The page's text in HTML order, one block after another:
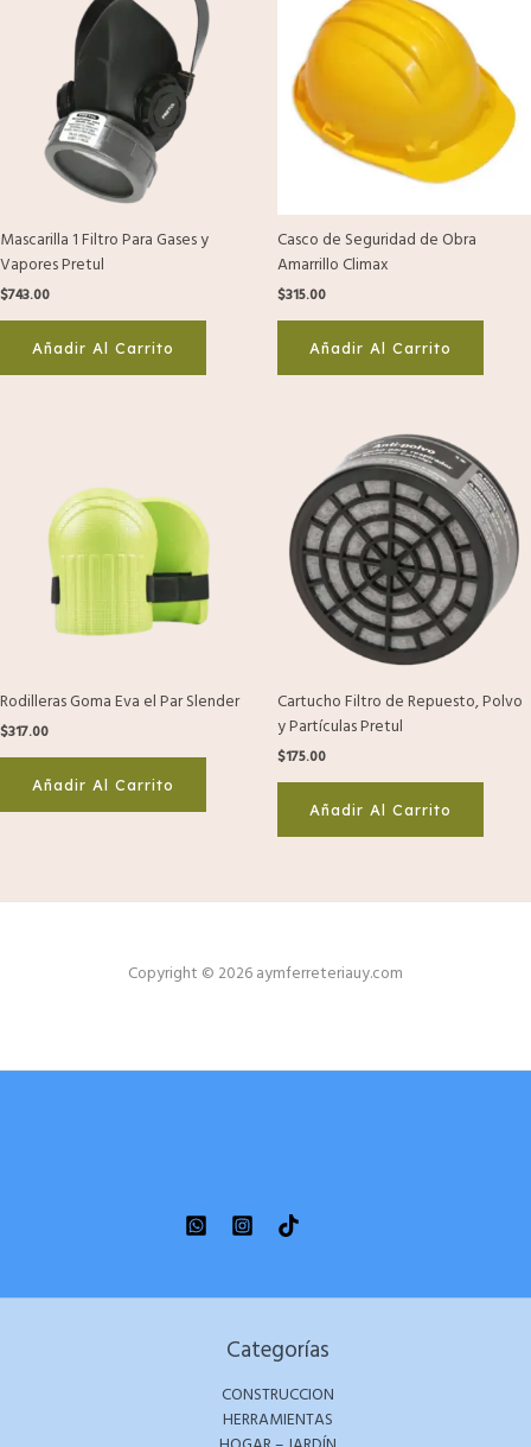
Mascarilla 1 Filtro Para Gases y
Vapores Pretul
$743.00
Añadir Al Carrito
Casco de Seguridad de Obra
Amarrillo Climax
$315.00
Añadir Al Carrito
Rodilleras Goma Eva el Par Slender
$317.00
Añadir Al Carrito
Cartucho Filtro de Repuesto, Polvo
y Partículas Pretul
$175.00
Añadir Al Carrito
Copyright © 2026 aymferreteriauy.com
Categorías
CONSTRUCCION
HERRAMIENTAS